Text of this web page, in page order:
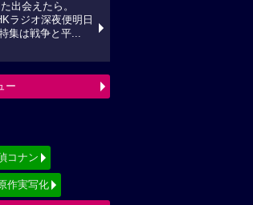
出会えたら。
ラジオ深夜便明日
集は戦争と平...
ー
コナン
作実写化